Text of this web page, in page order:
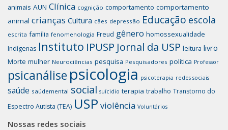
animais AUN Clínica cognição comportamento comportamento
animal crianças Cultura cães depressão Educação escola
escrita família fenomenologia Freud gênero homossexualidade
Indígenas Instituto IPUSP Jornal da USP leitura livro
Morte mulher Neurociências pesquisa Pesquisadores política Professor
psicanálise psicologia psicoterapia redes sociais
saúde saúdemental social suícidio terapia trabalho Transtorno do
Espectro Autista (TEA) USP violência Voluntários
Nossas redes sociais